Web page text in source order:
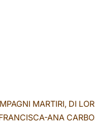
MARTIRI, DI
ANA